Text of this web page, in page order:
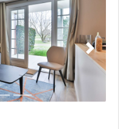
Suivant